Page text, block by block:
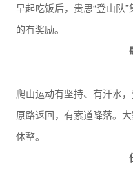
早起吃饭后，贵思“登山队
的有奖励。
爬山运动有坚持、有汗水
原路返回，有索道降落。
休整。